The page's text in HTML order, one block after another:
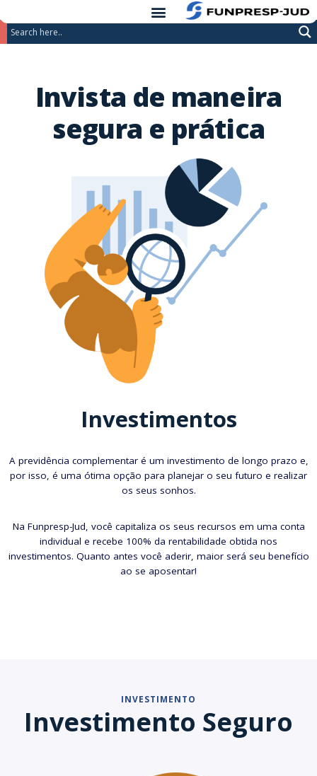
Pular
conteúdoInvista de maneira
segura e prática
Investimentos
A previdência complementar é um investimento de longo prazo e,
por isso, é uma ótima opção para planejar o seu futuro e realizar
os seus sonhos.
Na Funpresp-Jud, você capitaliza os seus recursos em uma conta
individual e recebe 100% da rentabilidade obtida nos
investimentos. Quanto antes você aderir, maior será seu benefício
ao se aposentar!
INVESTIMENTO
Investimento Seguro